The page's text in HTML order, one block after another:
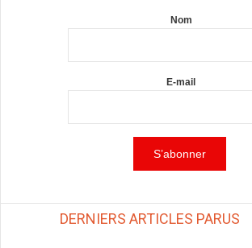
Nom
E-mail
DERNIERS ARTICLES PARUS